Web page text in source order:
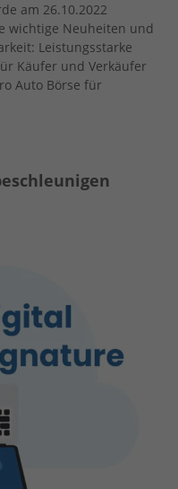
am 26.10.2022
wichtige Neuheiten und
Leistungsstarke
Käufer und Verkäufer
Auto Börse für